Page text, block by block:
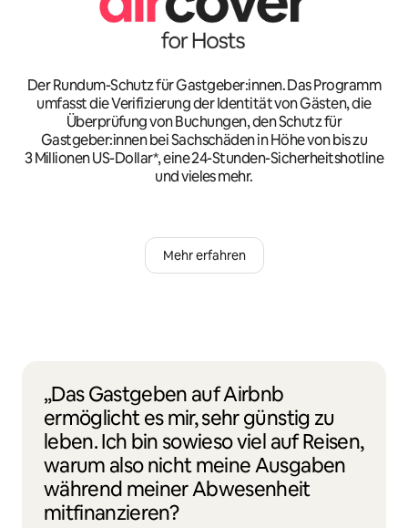
Der Rundum-Schutz für Gastgeber:innen. Das Programm
umfasst die Verifizierung der Identität von Gästen, die
Überprüfung von Buchungen, den Schutz für
Gastgeber:innen bei Sachschäden in Höhe von bis zu
3 Millionen US-Dollar*, eine 24-Stunden-Sicherheitshotline
und vieles mehr.
Mehr erfahren
„Das Gastgeben auf Airbnb
ermöglicht es mir, sehr günstig zu
leben. Ich bin sowieso viel auf Reisen,
warum also nicht meine Ausgaben
während meiner Abwesenheit
mitfinanzieren?